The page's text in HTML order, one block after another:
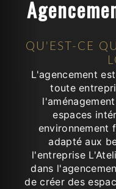
QU'EST-CE
L'agencement
toute
espaces
environnement
adapté aux
l'entreprise
dans
de créer des